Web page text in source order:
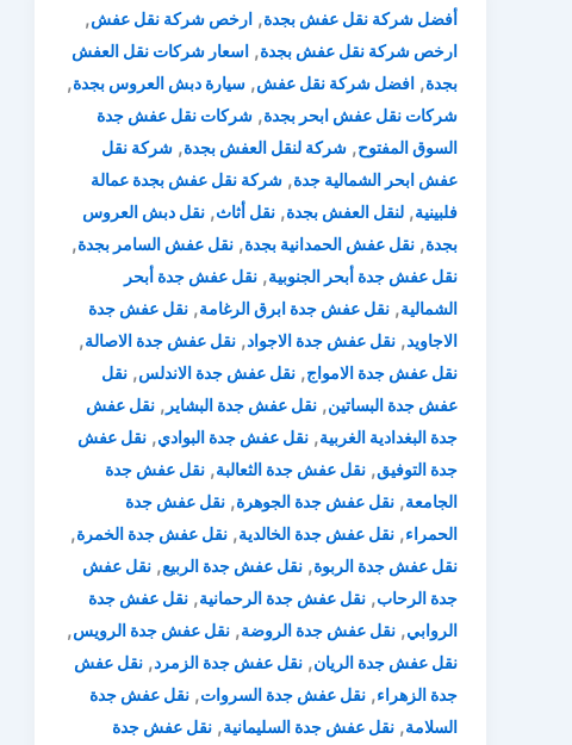
أفضل شركة نقل عفش بجدة, ارخص شركة نقل عفش,
ارخص شركة نقل عفش بجدة, اسعار شركات نقل العفش
بجدة, افضل شركة نقل عفش, سيارة دبش العروس بجدة,
شركات نقل عفش ابحر بجدة, شركات نقل عفش جدة
السوق المفتوح, شركة لنقل العفش بجدة, شركة نقل
عفش ابحر الشمالية جدة, شركة نقل عفش بجدة عمالة
فلبينية, لنقل العفش بجدة, نقل أثاث, نقل دبش العروس
بجدة, نقل عفش الحمدانية بجدة, نقل عفش السامر بجدة,
نقل عفش جدة أبحر الجنوبية, نقل عفش جدة أبحر
الشمالية, نقل عفش جدة ابرق الرغامة, نقل عفش جدة
الاجاويد, نقل عفش جدة الاجواد, نقل عفش جدة الاصالة,
نقل عفش جدة الامواج, نقل عفش جدة الاندلس, نقل
عفش جدة البساتين, نقل عفش جدة البشاير , نقل عفش
جدة البغدادية الغربية, نقل عفش جدة البوادي, نقل عفش
جدة التوفيق, نقل عفش جدة الثعالبة, نقل عفش جدة
الجامعة, نقل عفش جدة الجوهرة, نقل عفش جدة
الحمراء, نقل عفش جدة الخالدية, نقل عفش جدة الخمرة,
نقل عفش جدة الربوة, نقل عفش جدة الربيع, نقل عفش
جدة الرحاب, نقل عفش جدة الرحمانية, نقل عفش جدة
الروابي, نقل عفش جدة الروضة, نقل عفش جدة الرويس,
نقل عفش جدة الريان, نقل عفش جدة الزمرد, نقل عفش
جدة الزهراء, نقل عفش جدة السروات, نقل عفش جدة
السلامة, نقل عفش جدة السليمانية, نقل عفش جدة